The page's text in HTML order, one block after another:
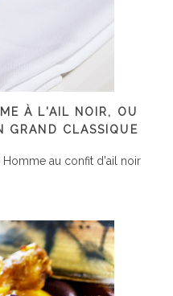
À L'AIL NOIR, OU
GRAND CLASSIQUE
au confit d'ail noir